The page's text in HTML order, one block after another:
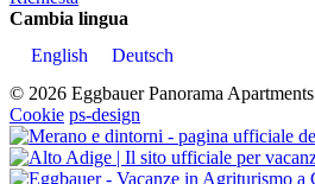
Cambia lingua
English
Deutsch
© 2026 Eggbauer Panorama Apartments
Cookie ps-design